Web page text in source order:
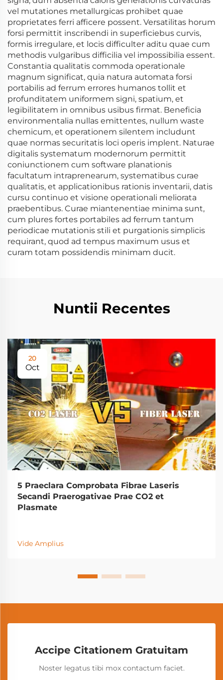
vel mutationes metallurgicas prohibet quae
proprietates ferri afficere possent. Versatilitas horum
forsi permittit inscribendi in superficiebus curvis,
formis irregulare, et locis difficulter aditu quae cum
methodis vulgaribus difficilia vel impossibilia essent.
Constantia qualitatis commoda operationale
magnum significat, quia natura automata forsi
portabilis ad ferrum errores humanos tollit et
profunditatem uniformem signi, spatium, et
legibilitatem in omnibus usibus firmat. Beneficia
environmentalia nullas emittentes, nullum waste
chemicum, et operationem silentem includunt
quae normas securitatis loci operis implent. Naturae
digitalis systematum modernorum permittit
coniunctionem cum software planationis
facultatum intraprenearum, systematibus curae
qualitatis, et applicationibus rationis inventarii, datis
cursu continuo et visione operationali meliorata
praebentibus. Curae miantenentiae minima sunt,
cum plures fortes portabiles ad ferrum tantum
periodicae mutationis stili et purgationis simplicis
requirant, quod ad tempus maximum usus et
curam totam possidendis minimam ducit.
Nuntii Recentes
20
Oct
5 Praeclara Comprobata Fibrae Laseris
Secandi Praerogativae Prae CO2 et
Plasmate
Vide Amplius
Accipe Citationem Gratuitam
Noster legatus tibi mox contactum faciet.